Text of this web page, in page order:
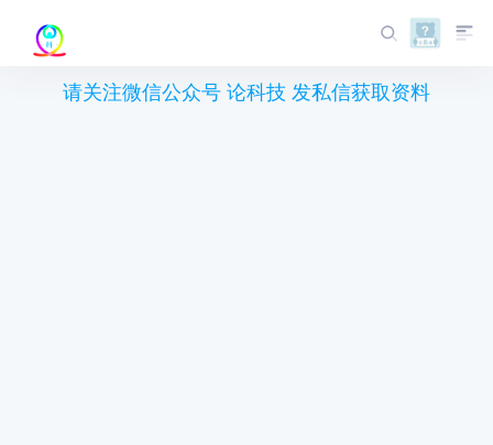
请关注微信公众号 论科技 发私信获取资料